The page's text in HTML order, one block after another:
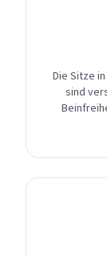
Die Sitze
sind